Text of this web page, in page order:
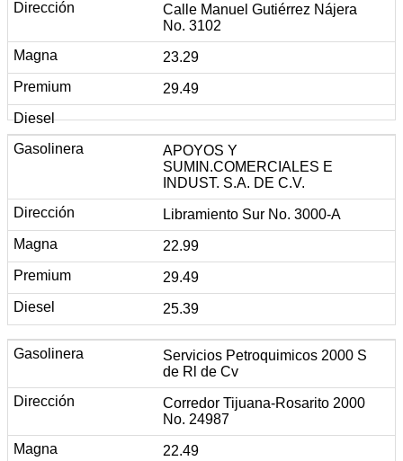
Calle Manuel Gutiérrez Nájera
No. 3102
23.29
29.49
APOYOS Y
SUMIN.COMERCIALES E
INDUST. S.A. DE C.V.
Libramiento Sur No. 3000-A
22.99
29.49
25.39
Servicios Petroquimicos 2000 S
de Rl de Cv
Corredor Tijuana-Rosarito 2000
No. 24987
22.49